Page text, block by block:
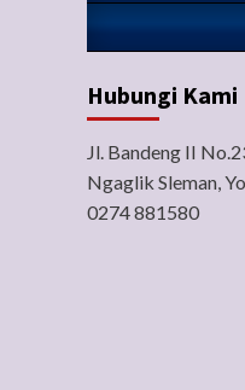
Hubungi Kami
Jl. Bandeng II
Ngaglik Sleman,
0274 881580